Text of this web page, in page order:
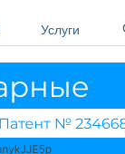
Услуги